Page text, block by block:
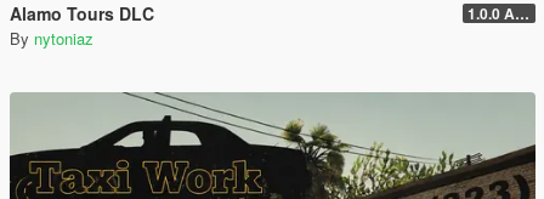
Alamo Tours DLC 1.0.0 Alpha
By nytoniaz